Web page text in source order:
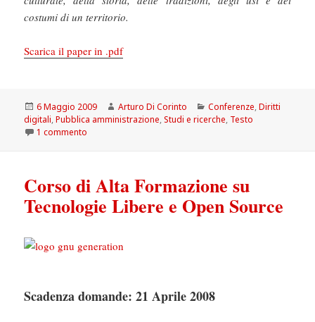
costumi di un territorio.
Scarica il paper in .pdf
Scritto
il
6 Maggio 2009 Autore
Arturo Di Corinto Categorie
Conferenze,Diritti
digitali,Pubblica amministrazione,Studi e ricerche, Testo
1 commento
Corso di Alta Formazione su
Tecnologie Libere e Open Source
Scadenza domande: 21 Aprile 2008